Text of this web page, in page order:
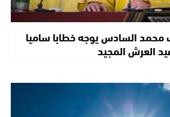
محمد السادس يوجه خطابا ساميا
العرش المجيد